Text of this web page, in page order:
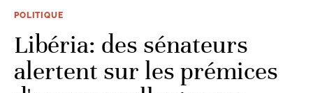
POLITIQUE
Libéria: des sénateurs
alertent sur les prémices